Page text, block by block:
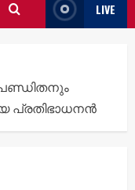
LIVE
പ്രതിഭാധനൻ